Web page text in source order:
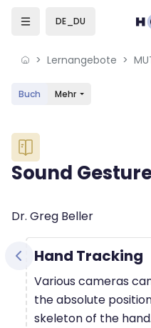
Skip to sidebar navigation
Skip to mobile navigation
Skip to sidebar hidden
DE_DU
Lernangebote
Buch Mehr
Blöcke
Sound
Blöcke
Abschlussbedingungen
Dr. Greg Beller
Hand Tracking
Various cameras
the absolute
skeleton of the